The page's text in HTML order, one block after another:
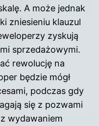
A może jednak
zniesieniu klauzul
zyskują
sprzedażowymi.
rewolucję na
będzie mógł
podczas gdy
się z pozwami
wydawaniem